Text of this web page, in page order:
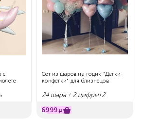
с
Сет из шаров на годик "Детки-
конфетки" для близнецов
24 шара + 2 цифры+2
6999₽